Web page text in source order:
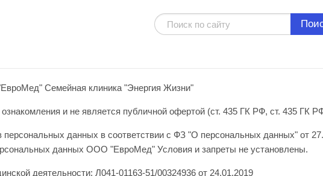
Семейная клиника "Энергия Жизни"
и не является публичной офертой (ст. 435 ГК РФ, ст. 435 ГК
данных в соответствии с ФЗ "О персональных данных" от
данных ООО "ЕвроМед" Условия и запреты не установлены.
деятельности: Л041-01163-51/00324936 от 24.01.2019